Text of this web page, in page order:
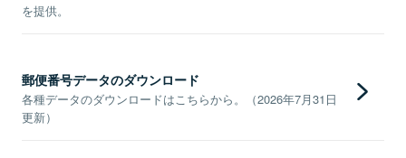
を提供。
郵便番号データのダウンロード
各種データのダウンロードはこちらから。（2026年7月31日
更新）